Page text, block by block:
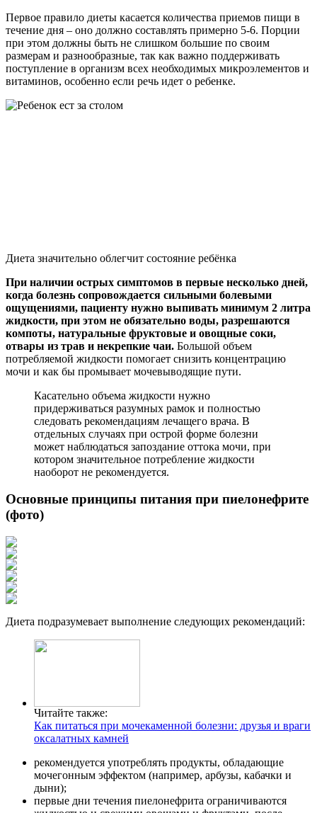
Первое правило диеты касается количества приемов пищи в
течение дня – оно должно составлять примерно 5-6. Порции
при этом должны быть не слишком большие по своим
размерам и разнообразные, так как важно поддерживать
поступление в организм всех необходимых микроэлементов и
витаминов, особенно если речь идет о ребенке.
Диета значительно облегчит состояние ребёнка
При наличии острых симптомов в первые несколько дней,
когда болезнь сопровождается сильными болевыми
ощущениями, пациенту нужно выпивать минимум 2 литра
жидкости, при этом не обязательно воды, разрешаются
компоты, натуральные фруктовые и овощные соки,
отвары из трав и некрепкие чаи. Большой объем
потребляемой жидкости помогает снизить концентрацию
мочи и как бы промывает мочевыводящие пути.
Касательно объема жидкости нужно
придерживаться разумных рамок и полностью
следовать рекомендациям лечащего врача. В
отдельных случаях при острой форме болезни
может наблюдаться запоздание оттока мочи, при
котором значительное потребление жидкости
наоборот не рекомендуется.
Основные принципы питания при пиелонефрите
(фото)
Диета подразумевает выполнение следующих рекомендаций:
Читайте также:
Как питаться при мочекаменной болезни: друзья и враги
оксалатных камней
рекомендуется употреблять продукты, обладающие
мочегонным эффектом (например, арбузы, кабачки и
дыни);
первые дни течения пиелонефрита ограничиваются